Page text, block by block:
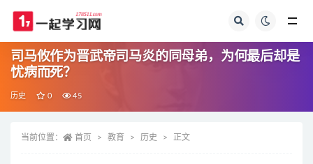
司马攸作为晋武帝司马炎的同母弟，为何最后却是
忧病而死？
历史 0 45
当前位置： 首页 教育 历史 正文